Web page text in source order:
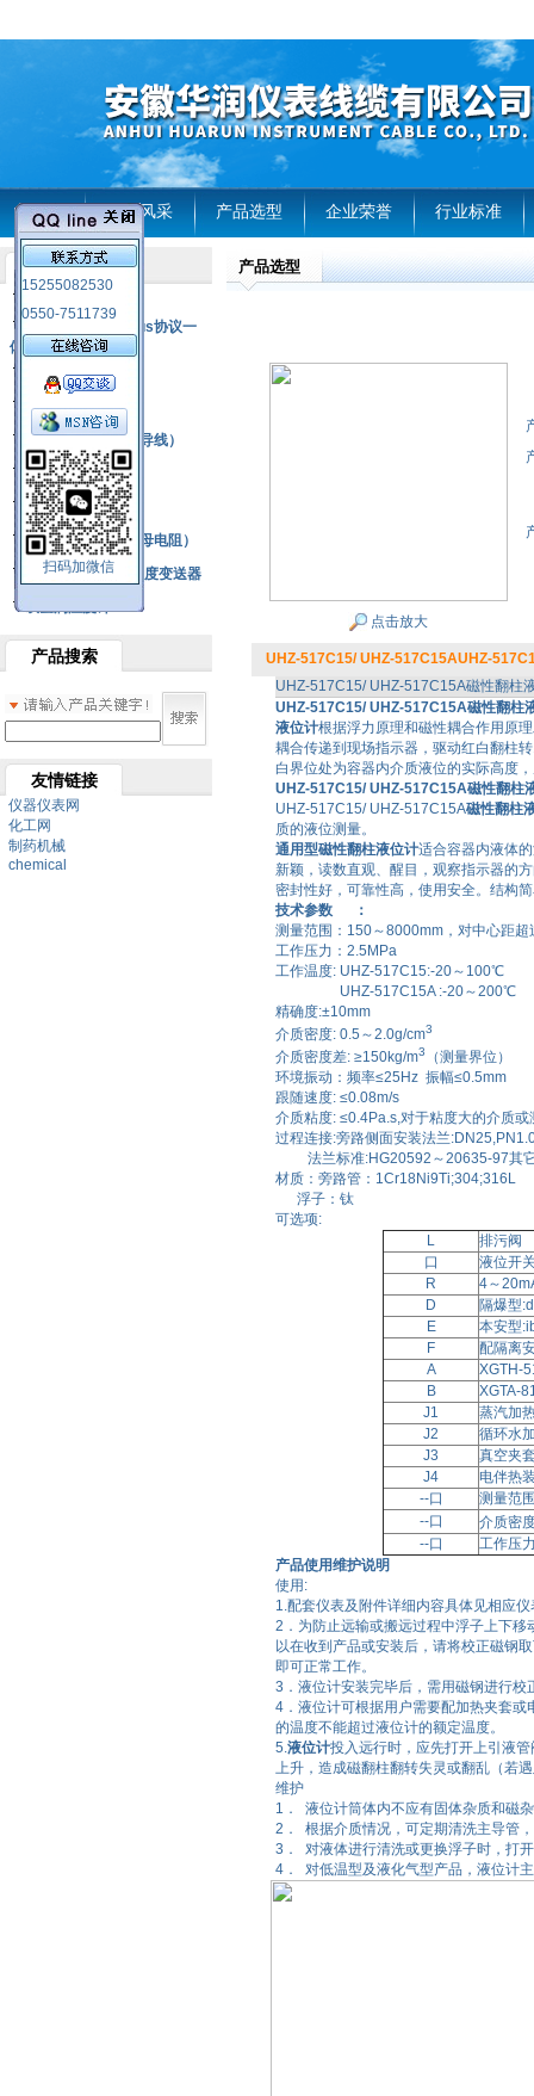
首页 企业风采 产品选型 企业荣誉 行业标准
15255082530
0550-7511739
扫码加微信
产品列表
RS485通讯modbus协议一
体化现场智能仪表
热电偶
压力式温度计
热电偶补偿电缆（导线）
振动传感器
热电阻
铂热电阻元件（云母电阻）
SBW系列一体化温度变送器
双金属温度计
产品搜索
友情链接
仪器仪表网
化工网
制药机械
chemical
产品选型
点击放大
UHZ-517C15/ UHZ-517C15AUHZ-
UHZ-517C15/ UHZ-517C15A磁性翻柱
UHZ-517C15/ UHZ-517C15A磁性翻柱
液位计根据浮力原理和磁性耦合作用原
耦合传递到现场指示器，驱动红白翻柱
白界位处为容器内介质液位的实际高度
UHZ-517C15/ UHZ-517C15A磁性翻柱
UHZ-517C15/ UHZ-517C15A磁性翻柱
质的液位测量。
通用型磁性翻柱液位计适合容器内液体
新颖，读数直观、醒目，观察指示器的
密封性好，可靠性高，使用安全。结构
技术参数 ：
测量范围：150～8000mm，对中心距
工作压力：2.5MPa
工作温度: UHZ-517C15:-20～100℃
UHZ-517C15A :-20～200℃
精确度:±10mm
介质密度: 0.5～2.0g/cm3
介质密度差: ≥150kg/m3
（测量界位）
环境振动：频率≤25Hz 振幅≤0.5mm
跟随速度: ≤0.08m/s
介质粘度: ≤0.4Pa.s,对于粘度大的介质
过程连接:旁路侧面安装法兰
法兰标准:HG20592～20635-97其它
材质：旁路管：1Cr18Ni9Ti;304;316L
浮子：钛
可选项:
L
排污阀
口
液位开
R
4～
D
隔爆型
E
本安型
F
配隔离
A
XGTH-
B
XGTA-
J1
蒸汽加
J2
循环水
J3
真空夹
J4
电伴热
--口
测量范
--口
介质密
--口
工作压
产品使用维护说明
使用:
1.配套仪表及附件详细内容具体见相应
2．为防止远输或搬远过程中浮子上下
以在收到产品或安装后，请将校正磁钢
即可正常工作。
3．液位计安装完毕后，需用磁钢进行
4．液位计可根据用户需要配加热夹套
的温度不能超过液位计的额定温度。
5.液位计投入远行时，应先打开上引液
上升，造成磁翻柱翻转失灵或翻乱（若
维护
1． 液位计筒体内不应有固体杂质和磁
2． 根据介质情况，可定期清洗主导管
3． 对液体进行清洗或更换浮子时，打
4． 对低温型及液化气型产品，液位计